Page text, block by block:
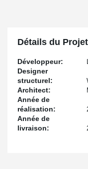
Détails du Projet
Développeur:
Designer
structurel:
Architect:
Année de
réalisation:
Année de
livraison: